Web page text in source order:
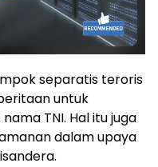
separatis teroris
untuk
TNI. Hal itu juga
dalam upaya